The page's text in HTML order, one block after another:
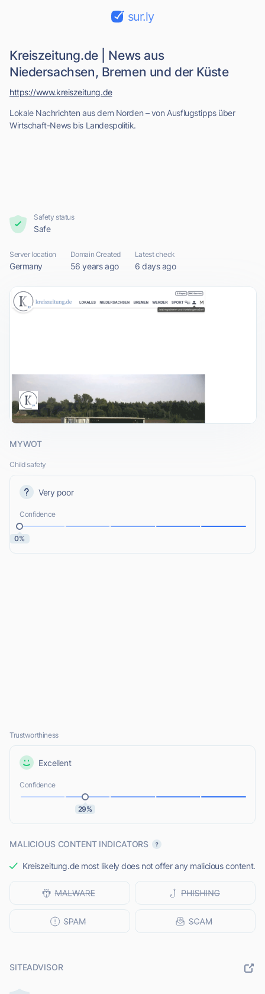
sur.ly
Kreiszeitung.de | News aus
Niedersachsen, Bremen und der Küste
Lokale Nachrichten aus dem Norden – von Ausflugstipps über
Wirtschaft-News bis Landespolitik.
https://www.kreiszeitung.de
Safety status
Safe
Server location
Germany
Domain Created
56 years ago
Latest check
6 days ago
MYWOT
Child safety
Very poor
Confidence
0%
Trustworthiness
Excellent
Confidence
29%
MALICIOUS CONTENT INDICATORS
Kreiszeitung.de most likely does not offer any malicious content.
SITEADVISOR